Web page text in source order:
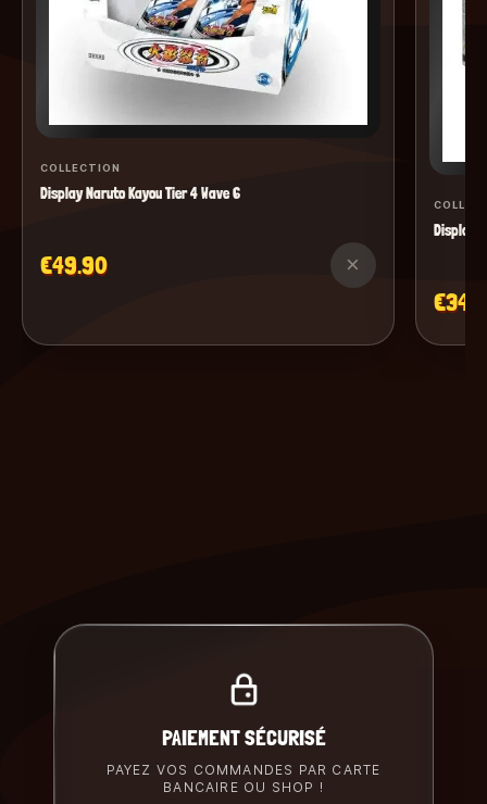
COLLECTION
Display Naruto Kayou Tier 4 Wave 6
€49.90 ×
Display
PAIEMENT SÉCURISÉ
PAYEZ VOS COMMANDES PAR CARTE
BANCAIRE OU SHOP !